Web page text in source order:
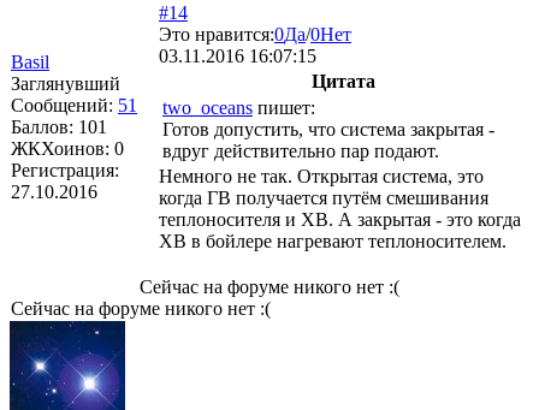
Basil
Заглянувший
Сообщений: 51
Баллов: 101
ЖКХоинов: 0
Регистрация:
27.10.2016
#14
Это нравится:0Да/0Нет
03.11.2016 16:07:15
Цитата
two_oceans пишет:
Готов допустить, что система закрытая -
вдруг действительно пар подают.
Немного не так. Открытая система, это
когда ГВ получается путём смешивания
теплоносителя и ХВ. А закрытая - это когда
ХВ в бойлере нагревают теплоносителем.
Сейчас на форуме никого нет :(
Сейчас на форуме никого нет :(